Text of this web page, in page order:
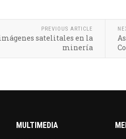
PREVIOUS ARTICLE
satelitales en la
minería
MULTIMEDIA